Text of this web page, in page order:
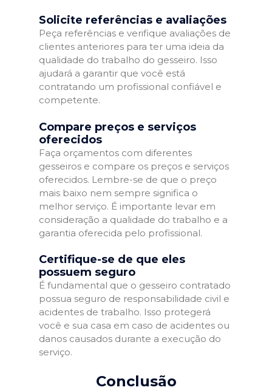
Solicite referências e avaliações
Peça referências e verifique avaliações de
clientes anteriores para ter uma ideia da
qualidade do trabalho do gesseiro. Isso
ajudará a garantir que você está
contratando um profissional confiável e
competente.
Compare preços e serviços
oferecidos
Faça orçamentos com diferentes
gesseiros e compare os preços e serviços
oferecidos. Lembre-se de que o preço
mais baixo nem sempre significa o
melhor serviço. É importante levar em
consideração a qualidade do trabalho e a
garantia oferecida pelo profissional.
Certifique-se de que eles
possuem seguro
É fundamental que o gesseiro contratado
possua seguro de responsabilidade civil e
acidentes de trabalho. Isso protegerá
você e sua casa em caso de acidentes ou
danos causados durante a execução do
serviço.
Conclusão